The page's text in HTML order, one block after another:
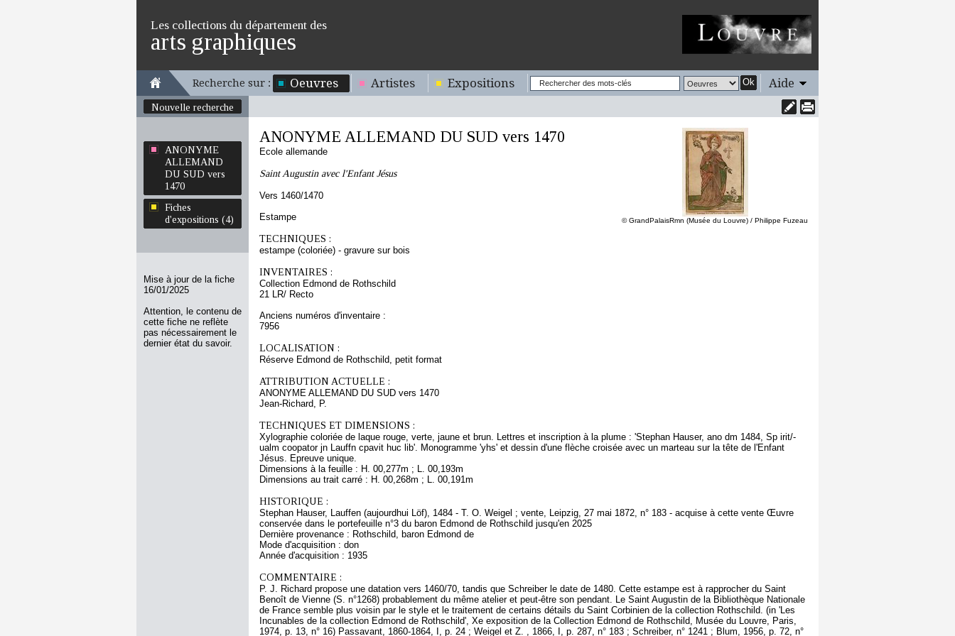
Les collections du département des
arts graphiques
Recherche sur : Oeuvres Artistes Expositions Ok Aide
Nouvelle recherche
ANONYME
ALLEMAND
DU SUD vers
1470
Fiches
d'expositions (4)
Mise à jour de la fiche
16/01/2025
Attention, le contenu de
cette fiche ne reflète
pas nécessairement le
dernier état du savoir.
© GrandPalaisRmn (Musée du Louvre) / Philippe Fuzeau
ANONYME ALLEMAND DU SUD vers 1470
Ecole allemande
Saint Augustin avec l'Enfant Jésus
Vers 1460/1470
Estampe
TECHNIQUES :
estampe (coloriée) - gravure sur bois
INVENTAIRES :
Collection Edmond de Rothschild
21 LR/ Recto
Anciens numéros d'inventaire :
7956
LOCALISATION :
Réserve Edmond de Rothschild, petit format
ATTRIBUTION ACTUELLE :
ANONYME ALLEMAND DU SUD vers 1470
Jean-Richard, P.
TECHNIQUES ET DIMENSIONS :
Xylographie coloriée de laque rouge, verte, jaune et brun. Lettres et inscription à la plume : 'Stephan Hauser, ano dm 1484, Sp irit/-
ualm coopator jn Lauffn cpavit huc lib'. Monogramme 'yhs' et dessin d'une flèche croisée avec un marteau sur la tête de l'Enfant
Jésus. Epreuve unique.
Dimensions à la feuille : H. 00,277m ; L. 00,193m
Dimensions au trait carré : H. 00,268m ; L. 00,191m
HISTORIQUE :
Stephan Hauser, Lauffen (aujourdhui Löf), 1484 - T. O. Weigel ; vente, Leipzig, 27 mai 1872, n° 183 - acquise à cette vente Œuvre
conservée dans le portefeuille n°3 du baron Edmond de Rothschild jusqu'en 2025
Dernière provenance : Rothschild, baron Edmond de
Mode d'acquisition : don
Année d'acquisition : 1935
COMMENTAIRE :
P. J. Richard propose une datation vers 1460/70, tandis que Schreiber le date de 1480. Cette estampe est à rapprocher du Saint
Benoît de Vienne (S. n°1268) probablement du même atelier et peut-être son pendant. Le Saint Augustin de la Bibliothèque Nationale
de France semble plus voisin par le style et le traitement de certains détails du Saint Corbinien de la collection Rothschild. (in 'Les
Incunables de la collection Edmond de Rothschild', Xe exposition de la Collection Edmond de Rothschild, Musée du Louvre, Paris,
1974, p. 13, n° 16) Passavant, 1860-1864, I, p. 24 ; Weigel et Z. , 1866, I, p. 287, n° 183 ; Schreiber, n° 1241 ; Blum, 1956, p. 72, n°